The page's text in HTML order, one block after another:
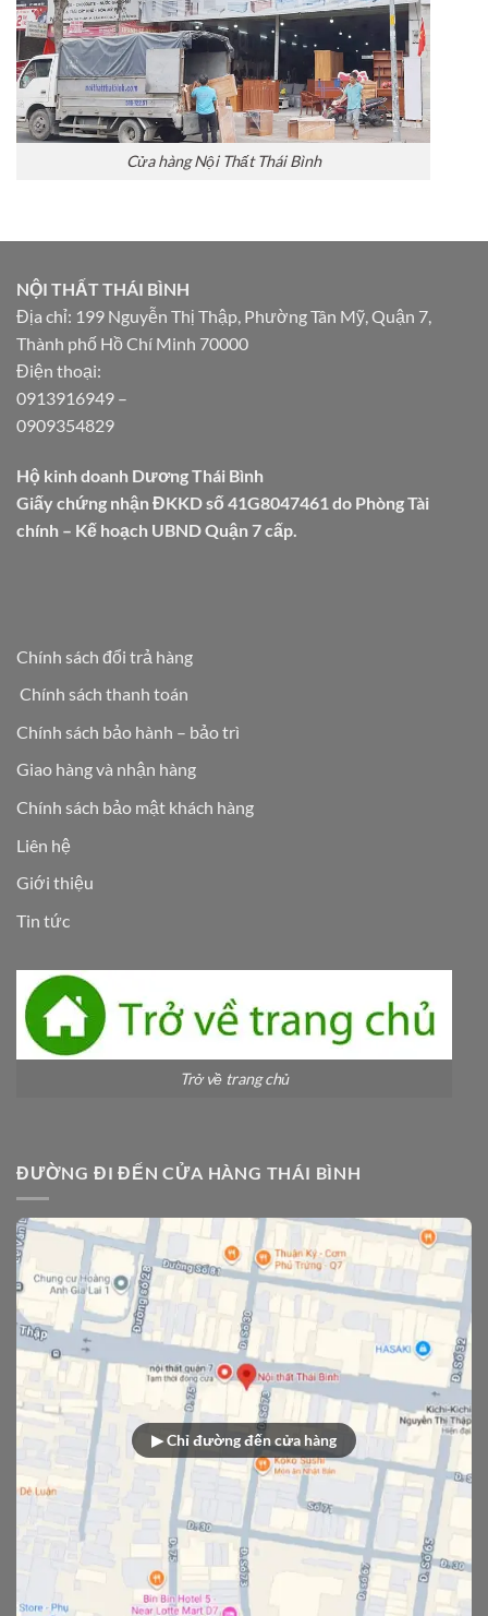
Cửa hàng Nội Thất Thái Bình
NỘI THẤT THÁI BÌNH
Địa chỉ: 199 Nguyễn Thị Thập, Phường Tân Mỹ, Quận 7,
Thành phố Hồ Chí Minh 70000
Điện thoại:
0913916949 –
0909354829
Hộ kinh doanh Dương Thái Bình
Giấy chứng nhận ĐKKD số 41G8047461 do Phòng Tài
chính – Kế hoạch UBND Quận 7 cấp.
Chính sách đổi trả hàng
Chính sách thanh toán
Chính sách bảo hành – bảo trì
Giao hàng và nhận hàng
Chính sách bảo mật khách hàng
Liên hệ
Giới thiệu
Tin tức
Trở về trang chủ
ĐƯỜNG ĐI ĐẾN CỬA HÀNG THÁI BÌNH
▶ Chỉ đường đến cửa hàng